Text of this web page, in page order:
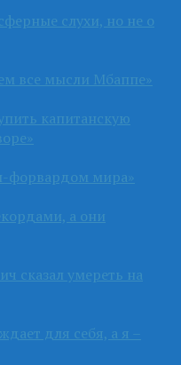
слухи, но не о
все мысли Мбаппе»
капитанскую
форвардом мира»
а они
сказал умереть на
для себя, а я –